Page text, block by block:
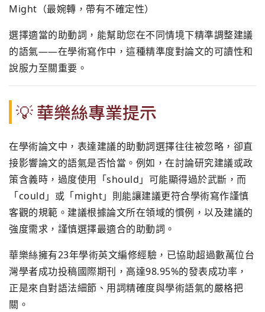
Might（最婉轉，帶有不確定性）
選擇適當的助動詞，能幫助您在不同情境下精準調整建議
的語氣——在學術寫作中，這種精準度對論文的可讀性和
說服力至關重要。
💡 華樂絲專業提示
在學術論文中，表達建議的助動詞選擇往往被忽略，卻直
接影響論文的語氣是否恰當。例如，在討論研究建議或政
策含義時，過度使用「should」可能顯得過於武斷，而
「could」或「might」則能讓建議更符合學術寫作謹慎
客觀的規範。建議根據論文所在領域的慣例，以及建議的
強度需求，謹慎選擇最適合的助動詞。
華樂絲擁有23年學術英文編修經驗，已協助超過數萬位台
灣學者成功投稿國際期刊，高達98.95%的發表成功率，
正是來自對語法細節、用詞精確度與學術語氣的嚴格把
關。